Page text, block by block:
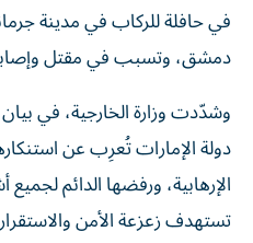
في حافلة للركاب في مدينة
دمشق، وتسبب في مقتل
وشدّدت وزارة الخارجية، في
دولة الإمارات تُعرِب عن
الإرهابية، ورفضها الدائم
تستهدف زعزعة الأمن